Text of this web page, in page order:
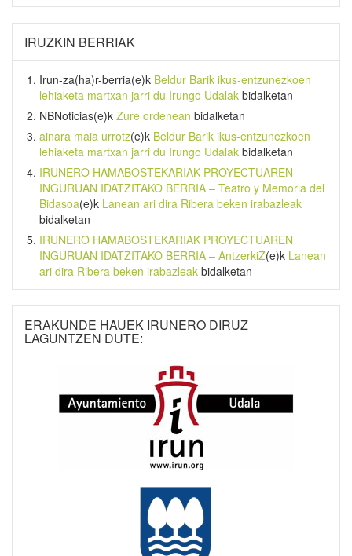
IRUZKIN BERRIAK
Irun-za(ha)r-berria(e)k Beldur Barik ikus-entzunezkoen
lehiaketa martxan jarri du Irungo Udalak bidalketan
NBNoticias(e)k Zure ordenean bidalketan
ainara maia urrotz(e)k Beldur Barik ikus-entzunezkoen
lehiaketa martxan jarri du Irungo Udalak bidalketan
IRUNERO HAMABOSTEKARIAK PROYECTUAREN
INGURUAN IDATZITAKO BERRIA – Teatro y Memoria del
Bidasoa(e)k Lanean ari dira Ribera beken irabazleak
bidalketan
IRUNERO HAMABOSTEKARIAK PROYECTUAREN
INGURUAN IDATZITAKO BERRIA – AntzerkiZ(e)k Lanean
ari dira Ribera beken irabazleak bidalketan
ERAKUNDE HAUEK IRUNERO DIRUZ
LAGUNTZEN DUTE: